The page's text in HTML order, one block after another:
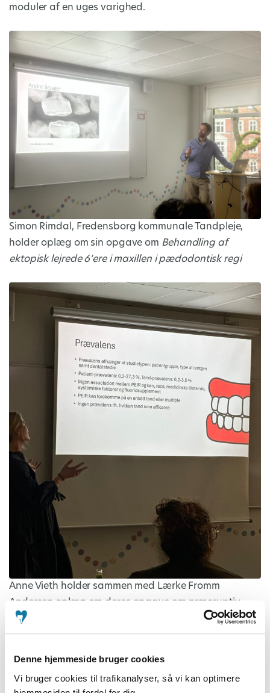
Denne hjemmeside bruger cookies
Vi bruger cookies til trafikanalyser, så vi kan optimere
moduler af en uges varighed.
Simon Rimdal, Fredensborg kommunale Tandpleje,
holder oplæg om sin opgave om Behandling af
ektopisk lejrede 6’ere i maxillen i pædodontisk regi
Anne Vieth holder sammen med Lærke Fromm
Andersen oplæg om deres opgave om præeruptiv
intrakoronal resorption